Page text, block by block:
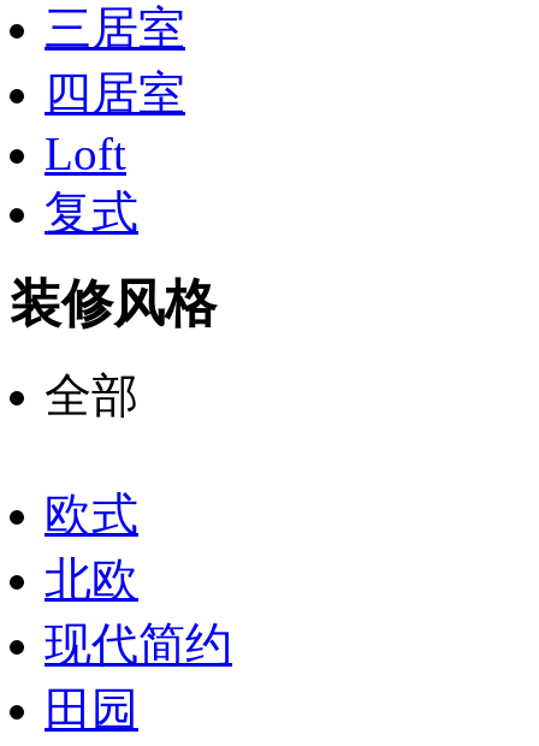
三居室
四居室
Loft
复式
装修风格
全部
欧式
北欧
现代简约
田园